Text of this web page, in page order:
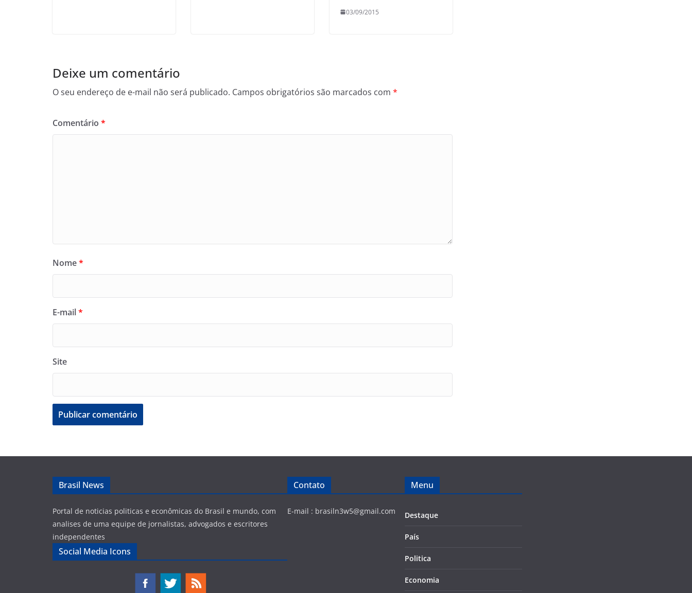
03/09/2015
Deixe um comentário
O seu endereço de e-mail não será publicado. Campos obrigatórios são marcados com *
Comentário *
Nome*
E-mail*
Site
Brasil News
Portal de noticias politicas e econômicas do Brasil e mundo, com
analises de uma equipe de jornalistas, advogados e escritores
independentes
Social Media Icons
Contato
E-mail : brasiln3w5@gmail.com
Menu
Destaque
País
Politica
Economia